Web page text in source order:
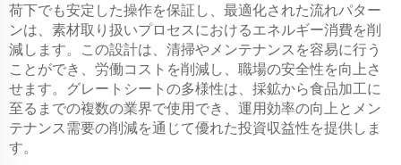
荷下でも安定した操作を保証し、最適化された流れパター
ンは、素材取り扱いプロセスにおけるエネルギー消費を削
減します。この設計は、清掃やメンテナンスを容易に行う
ことができ、労働コストを削減し、職場の安全性を向上さ
せます。グレートシートの多様性は、採鉱から食品加工に
至るまでの複数の業界で使用でき、運用効率の向上とメン
テナンス需要の削減を通じて優れた投資収益性を提供しま
す。